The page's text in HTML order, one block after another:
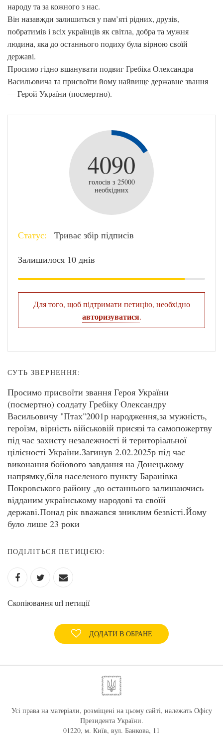
народу та за кожного з нас.
Він назавжди залишиться у пам’яті рідних, друзів,
побратимів і всіх українців як світла, добра та мужня
людина, яка до останнього подиху була вірною своїй
державі.
Просимо гідно вшанувати подвиг Гребіка Олександра
Васильовича та присвоїти йому найвище державне звання
— Герой України (посмертно).
4090
голосів з 25000
необхідних
Статус: Триває збір підписів
Залишилося 10 днів
Для того, щоб підтримати петицію, необхідно
авторизуватися.
СУТЬ ЗВЕРНЕННЯ:
Просимо присвоїти звання Героя України
(посмертно) солдату Гребіку Олександру
Васильовичу "Птах"2001р народження,за мужність,
героїзм, вірність військовій присязі та самопожертву
під час захисту незалежності й територіальної
цілісності України.Загинув 2.02.2025р під час
виконання бойового завдання на Донецькому
напрямку,біля населеного пункту Баранівка
Покровського району ,до останнього залишаючись
відданим українському народові та своїй
державі.Понад рік вважався зниклим безвісті.Йому
було лише 23 роки
ПОДІЛІТЬСЯ ПЕТИЦІЄЮ:
Скопіювання url петиції
ДОДАТИ В ОБРАНЕ
Усі права на матеріали, розміщені на цьому сайті, належать Офісу
Президента України.
01220, м. Київ, вул. Банкова, 11